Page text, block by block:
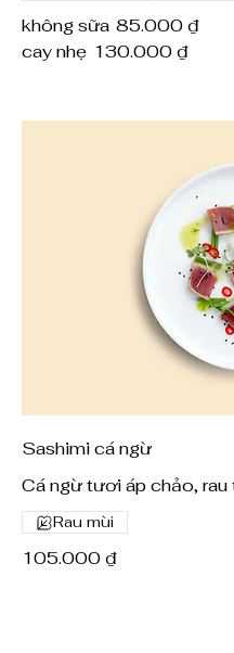
không sữa 85.000 ₫
cay nhẹ 130.000 ₫
Sashimi cá ngừ
Cá ngừ tươi áp chảo,
105.000 ₫
Rau mùi